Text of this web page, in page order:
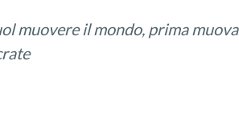
muovere il mondo, prima